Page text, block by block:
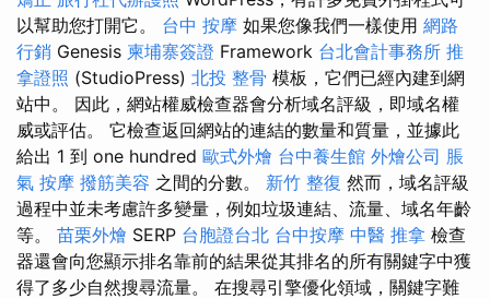
以幫助您打開它。 台中 按摩 如果您像我們一樣使用 網路
行銷 Genesis 柬埔寨簽證 Framework 台北會計事務所 推
拿證照 (StudioPress) 北投 整骨 模板，它們已經內建到網
站中。 因此，網站權威檢查器會分析域名評級，即域名權
威或評估。 它檢查返回網站的連結的數量和質量，並據此
給出 1 到 one hundred 歐式外燴 台中養生館 外燴公司 脹
氣 按摩 撥筋美容 之間的分數。 新竹 整復 然而，域名評級
過程中並未考慮許多變量，例如垃圾連結、流量、域名年齡
等。 苗栗外燴 SERP 台胞證台北 台中按摩 中醫 推拿 檢查
器還會向您顯示排名靠前的結果從其排名的所有關鍵字中獲
得了多少自然搜尋流量。 在搜尋引擎優化領域，關鍵字難